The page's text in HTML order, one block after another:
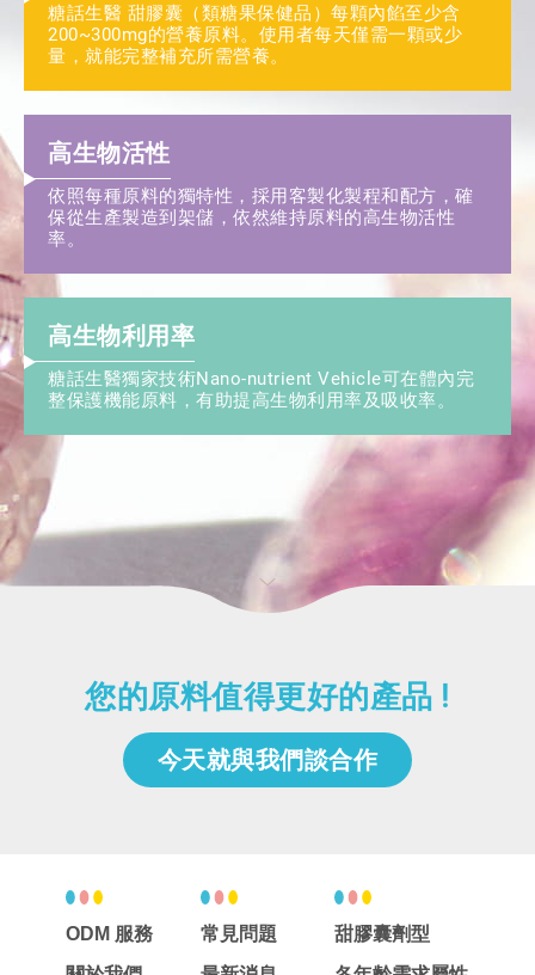
糖話生醫 甜膠囊（類糖果保健品）每顆內餡至少含
200~300mg的營養原料。使用者每天僅需一顆或少
量，就能完整補充所需營養。
高生物活性
依照每種原料的獨特性，採用客製化製程和配方，確
保從生產製造到架儲，依然維持原料的高生物活性
率。
高生物利用率
糖話生醫獨家技術Nano-nutrient Vehicle可在體內完
整保護機能原料，有助提高生物利用率及吸收率。
您的原料值得更好的產品 !
今天就與我們談合作
ODM 服務
常見問題
甜膠囊劑型